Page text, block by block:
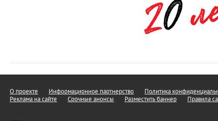
О проекте Информационное партнерство
Политика
Реклама на сайте
Срочные анонсы Разместить баннер Правила